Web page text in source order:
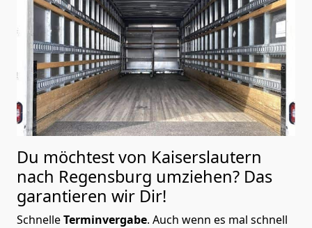
Du möchtest von Kaiserslautern
nach Regensburg umziehen? Das
garantieren wir Dir!
SchnelleTerminvergabe. Auch wenn es mal schnell